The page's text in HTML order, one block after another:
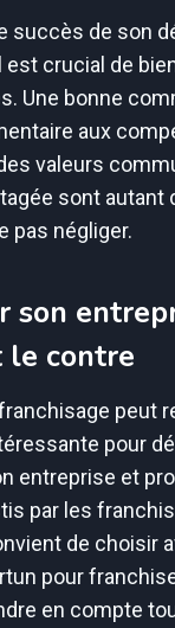
succès de son
est crucial de
Une bonne
aux
valeurs
sont autant
pas négliger.
son
le contre
peut
pour
entreprise et
par les
de choisir
pour
en compte